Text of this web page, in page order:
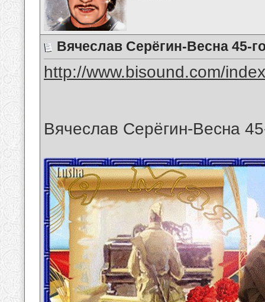
Вячеслав Серёгин-Весна 45-
http://www.bisound.com/
Вячеслав Серёгин-Весна